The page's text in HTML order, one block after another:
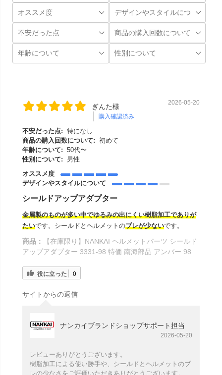
ぎんた様
購入確認済み
2026-05-20
不安だった点: 特になし
商品の購入回数について: 初めて
年齢について: 50代〜
性別について:
男性
オススメ度
デザインやスタイルについて
シールドアップアダプター
金属製のものが多い中でゆるみの出にくい樹脂加工でありが
たいです。シールドとヘルメットのブレが少ないです。
商品：
【在庫限り】NANKAI ヘルメットパーツ シールド
アップアダプター 3331-98 特価 南海部品 アンバー 98
役に立った 0
サイトからの返信
ナンカイブランドショップサポート担当
2026-05-20
レビューありがとうございます。
樹脂加工による使い勝手や、シールドとヘルメットのブ
レの少なさをご評価いただきありがとうございます。